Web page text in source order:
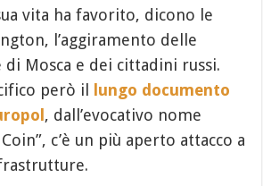
vita ha favorito, dicono le
l’aggiramento delle
di Mosca e dei cittadini russi.
però il
lungo documento
, dall’evocativo nome
c’è un più aperto attacco a